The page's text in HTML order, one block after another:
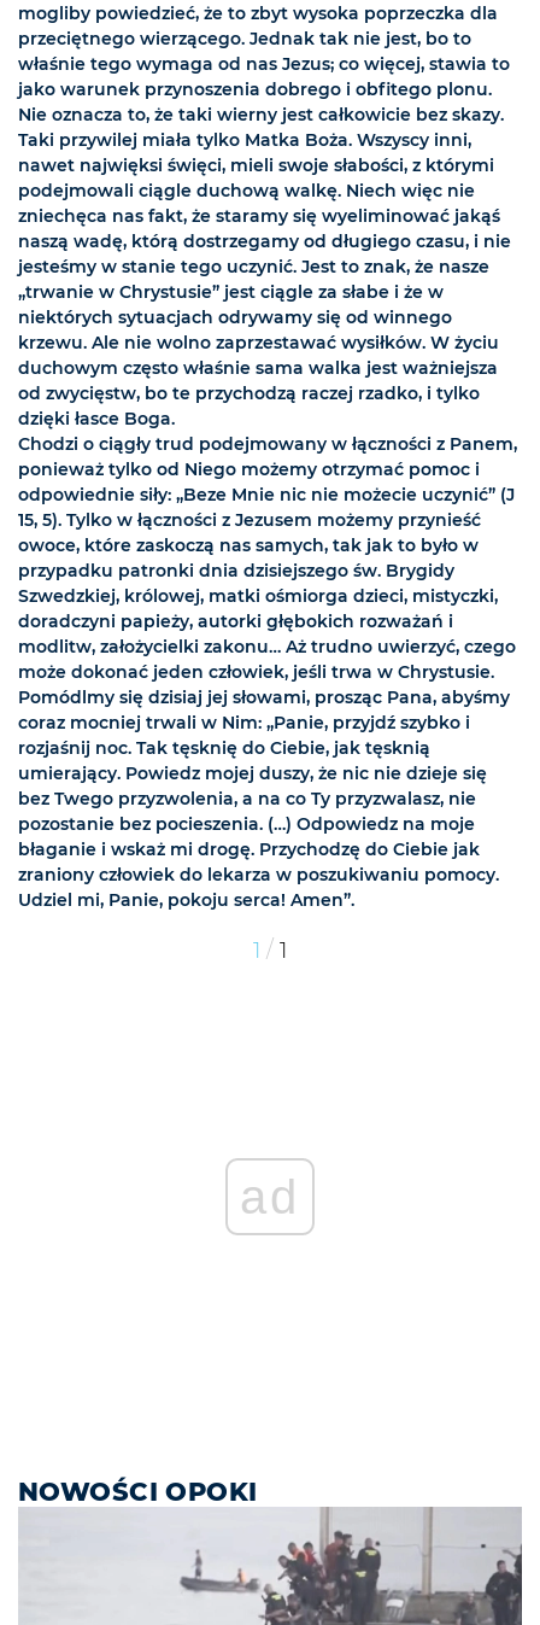
mogliby powiedzieć, że to zbyt wysoka poprzeczka dla
przeciętnego wierzącego. Jednak tak nie jest, bo to
właśnie tego wymaga od nas Jezus; co więcej, stawia to
jako warunek przynoszenia dobrego i obfitego plonu.
Nie oznacza to, że taki wierny jest całkowicie bez skazy.
Taki przywilej miała tylko Matka Boża. Wszyscy inni,
nawet najwięksi święci, mieli swoje słabości, z którymi
podejmowali ciągle duchową walkę. Niech więc nie
zniechęca nas fakt, że staramy się wyeliminować jakąś
naszą wadę, którą dostrzegamy od długiego czasu, i nie
jesteśmy w stanie tego uczynić. Jest to znak, że nasze
„trwanie w Chrystusie” jest ciągle za słabe i że w
niektórych sytuacjach odrywamy się od winnego
krzewu. Ale nie wolno zaprzestawać wysiłków. W życiu
duchowym często właśnie sama walka jest ważniejsza
od zwycięstw, bo te przychodzą raczej rzadko, i tylko
dzięki łasce Boga.
Chodzi o ciągły trud podejmowany w łączności z Panem,
ponieważ tylko od Niego możemy otrzymać pomoc i
odpowiednie siły: „Beze Mnie nic nie możecie uczynić” (J
15, 5). Tylko w łączności z Jezusem możemy przynieść
owoce, które zaskoczą nas samych, tak jak to było w
przypadku patronki dnia dzisiejszego św. Brygidy
Szwedzkiej, królowej, matki ośmiorga dzieci, mistyczki,
doradczyni papieży, autorki głębokich rozważań i
modlitw, założycielki zakonu… Aż trudno uwierzyć, czego
może dokonać jeden człowiek, jeśli trwa w Chrystusie.
Pomódlmy się dzisiaj jej słowami, prosząc Pana, abyśmy
coraz mocniej trwali w Nim: „Panie, przyjdź szybko i
rozjaśnij noc. Tak tęsknię do Ciebie, jak tęsknią
umierający. Powiedz mojej duszy, że nic nie dzieje się
bez Twego przyzwolenia, a na co Ty przyzwalasz, nie
pozostanie bez pocieszenia. (…) Odpowiedz na moje
błaganie i wskaż mi drogę. Przychodzę do Ciebie jak
zraniony człowiek do lekarza w poszukiwaniu pomocy.
Udziel mi, Panie, pokoju serca! Amen”.
1 / 1
ad
NOWOŚCI OPOKI